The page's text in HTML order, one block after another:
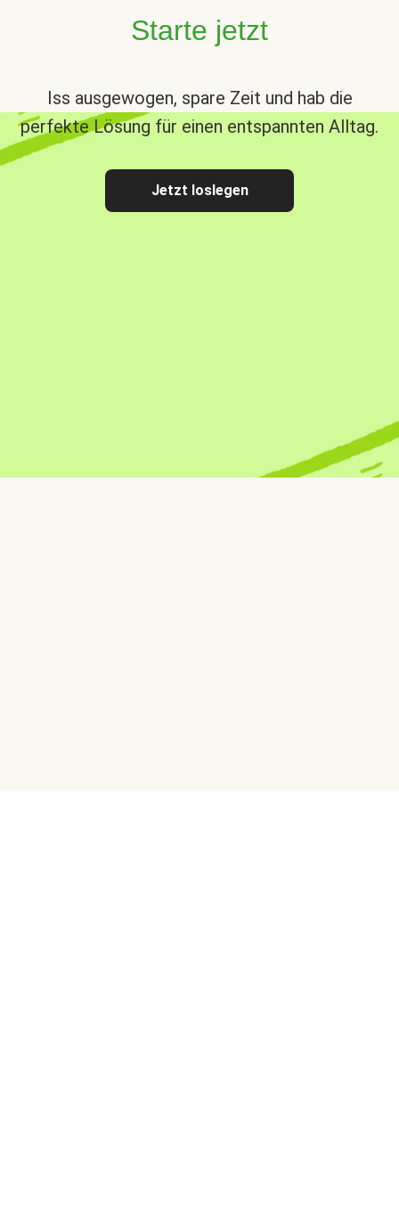
Starte jetzt
Iss ausgewogen, spare Zeit und hab die
perfekte Lösung für einen entspannten Alltag.
Jetzt loslegen